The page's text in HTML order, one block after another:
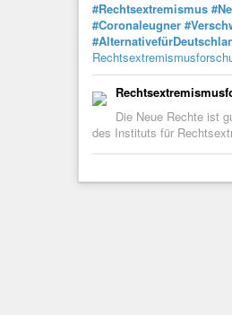
#Rechtsextremismus
#Coronaleugner
Die Neue Rechte ist
des Instituts für